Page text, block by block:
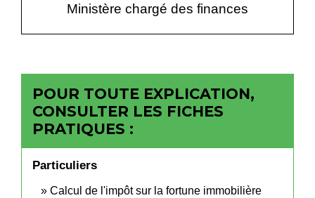
Ministère chargé des finances
POUR TOUTE EXPLICATION,
CONSULTER LES FICHES
PRATIQUES :
Particuliers
Calcul de l'impôt sur la fortune immobilière